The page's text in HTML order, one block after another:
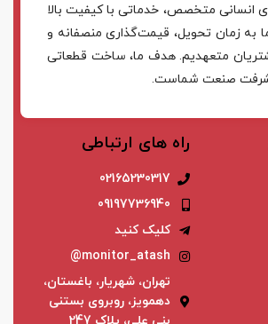
انسانی متخصص، خدماتی با کیفیت بالا
به زمان تحویل، قیمت‌گذاری منصفانه و
متعهدیم. هدف ما، ساخت قطعاتی
صنعت شماست.
راه های ارتباطی
02165230317
09197736940
کلیک کنید
monitor_atash@
تهران، شهریار، باغستان،
دهمویز، روبروی بستنی
بنی علی، پلاک 247